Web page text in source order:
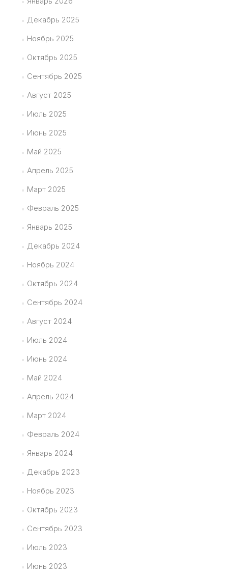
Декабрь 2025
Ноябрь 2025
Октябрь 2025
Сентябрь 2025
Август 2025
Июль 2025
Июнь 2025
Май 2025
Апрель 2025
Март 2025
Февраль 2025
Январь 2025
Декабрь 2024
Ноябрь 2024
Октябрь 2024
Сентябрь 2024
Август 2024
Июль 2024
Июнь 2024
Май 2024
Апрель 2024
Март 2024
Февраль 2024
Январь 2024
Декабрь 2023
Ноябрь 2023
Октябрь 2023
Сентябрь 2023
Июль 2023
Июнь 2023